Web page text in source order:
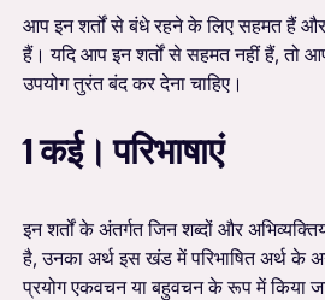
आप इन शर्तों से बंधे रहने के लिए सहमत हैं
हैं। यदि आप इन शर्तों से सहमत नहीं हैं, तो
उपयोग तुरंत बंद कर देना चाहिए।
1 कई। परिभाषाएं
इन शर्तों के अंतर्गत जिन शब्दों और
है, उनका अर्थ इस खंड में परिभाषित अर्थ के
प्रयोग एकवचन या बहुवचन के रूप में किया